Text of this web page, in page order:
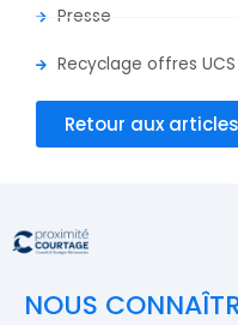
Presse
Recyclage offres UCS
Retour aux articles
NOUS